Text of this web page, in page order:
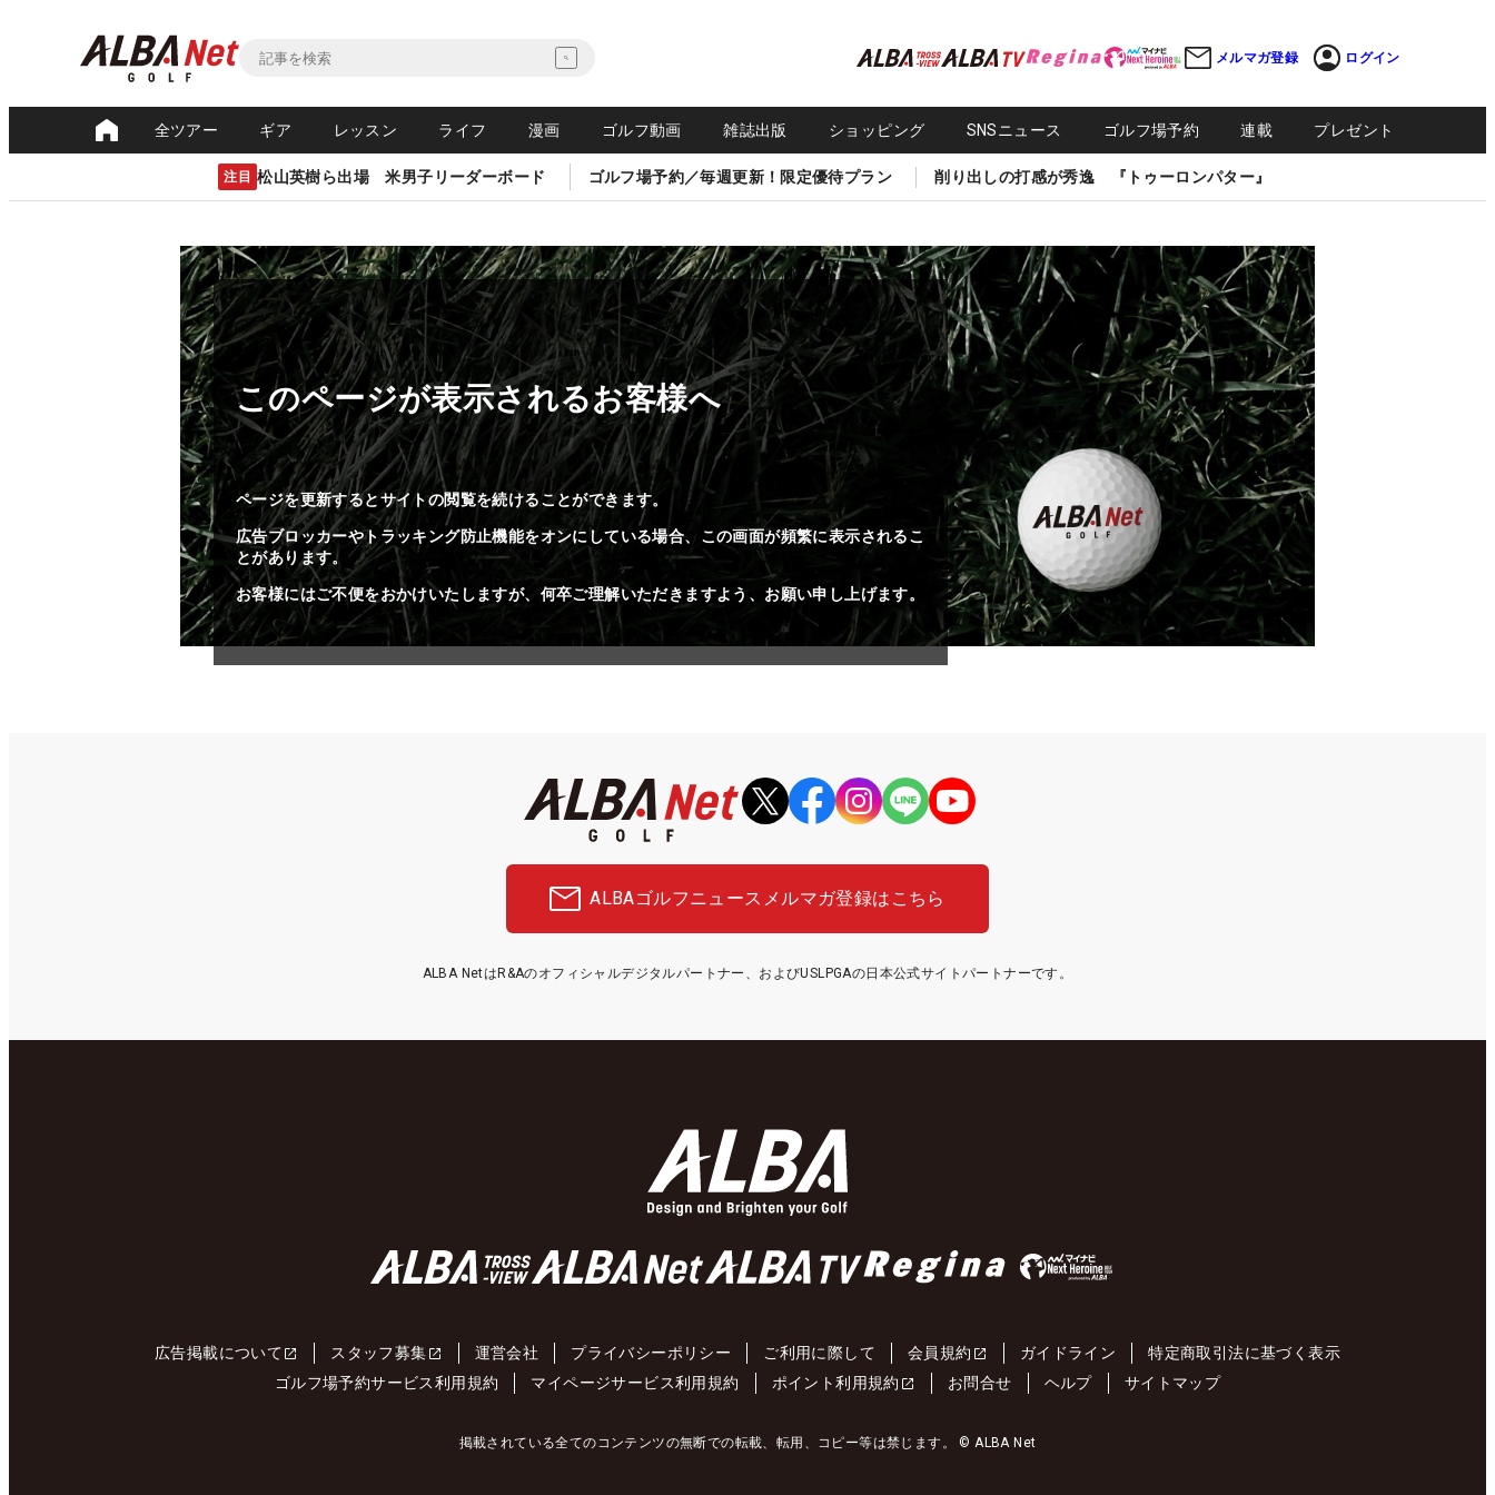
メルマガ登録 ログイン
全ツアー ギア レッスン ライフ 漫画 ゴルフ動画 雑誌出版 ショッピング SNSニュース ゴルフ場予約 連載 プレゼント
注目 松山英樹ら出場 米男子リーダーボード ゴルフ場予約／毎週更新！限定優待プラン 削り出しの打感が秀逸 『トゥーロンパター』
このページが表示されるお客様へ
ページを更新するとサイトの閲覧を続けることができます。
広告ブロッカーやトラッキング防止機能をオンにしている場合、この画面が頻繁に表示されるこ
とがあります。
お客様にはご不便をおかけいたしますが、何卒ご理解いただきますよう、お願い申し上げます。
ALBAゴルフニュース メルマガ登録はこちら
ALBA NetはR&Aのオフィシャルデジタルパートナー、およびUSLPGAの日本公式サイトパートナーです。
広告掲載について スタッフ募集 運営会社 プライバシーポリシー ご利用に際して 会員規約 ガイドライン
特定商取引法に基づく表示
ゴルフ場予約サービス利用規約
マイページサービス利用規約 ポイント利用規約 お問合せ ヘルプ サイトマップ
掲載されている全てのコンテンツの無断での転載、転用、コピー等は禁じます。 © ALBA Net